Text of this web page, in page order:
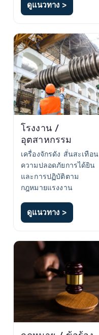
ดูแนวทาง >
โรงงาน /
อุตสาหกรรม
เครื่องจักรดัง สั่นสะเทือน
ความปลอดภัยการได้ยิน
และการปฏิบัติตาม
กฎหมายแรงงาน
ดูแนวทาง >